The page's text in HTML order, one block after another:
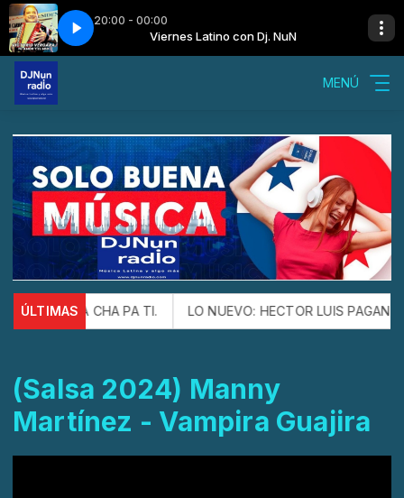
20:00 - 00:00
Viernes Latino con Dj. NuN
Victorio Vergara - Esa Mujer
MENÚ
ÚLTIMAS
CHA PA TI. LO NUEVO: HECTOR LUIS PAGAN Y FRANKIE
(Salsa 2024) Manny
Martínez - Vampira Guajira